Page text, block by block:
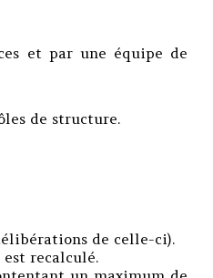
et par une équipe de
de structure.
de celle-ci).
recalculé.